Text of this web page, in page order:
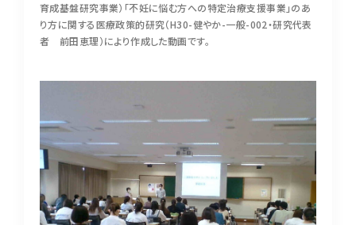
育成基盤研究事業）「不妊に悩む方への特定治療支援事業」のあ
り方に関する医療政策的研究（H30-健やか-一般-002・研究代表
者 前田恵理）により作成した動画です。